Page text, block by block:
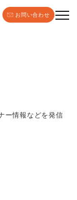
お問い合わせ
ー情報などを発信